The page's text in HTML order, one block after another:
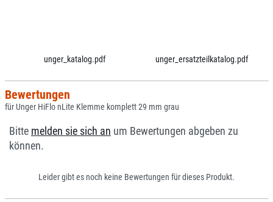
unger_katalog.pdf unger_ersatzteilkatalog.pdf
Bewertungen
für Unger HiFlo nLite Klemme komplett 29 mm grau
Bitte melden sie sich an um Bewertungen abgeben zu
können.
Leider gibt es noch keine Bewertungen für dieses Produkt.